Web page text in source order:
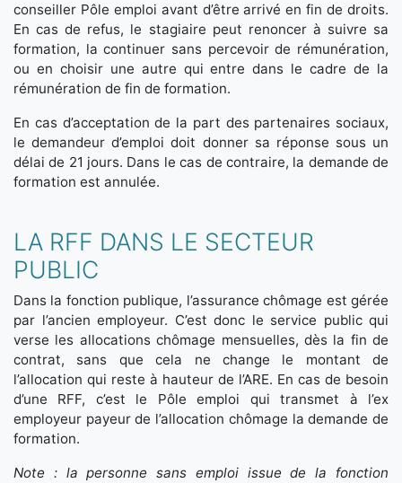
conseiller Pôle emploi avant d’être arrivé en fin de droits.
En cas de refus, le stagiaire peut renoncer à suivre sa
formation, la continuer sans percevoir de rémunération,
ou en choisir une autre qui entre dans le cadre de la
rémunération de fin de formation.
En cas d’acceptation de la part des partenaires sociaux,
le demandeur d’emploi doit donner sa réponse sous un
délai de 21 jours. Dans le cas de contraire, la demande de
formation est annulée.
LA RFF DANS LE SECTEUR
PUBLIC
Dans la fonction publique, l’assurance chômage est gérée
par l’ancien employeur. C’est donc le service public qui
verse les allocations chômage mensuelles, dès la fin de
contrat, sans que cela ne change le montant de
l’allocation qui reste à hauteur de l’ARE. En cas de besoin
d’une RFF, c’est le Pôle emploi qui transmet à l’ex
employeur payeur de l’allocation chômage la demande de
formation.
Note : la personne sans emploi issue de la fonction